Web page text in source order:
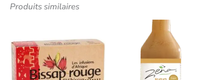
Produits similaires